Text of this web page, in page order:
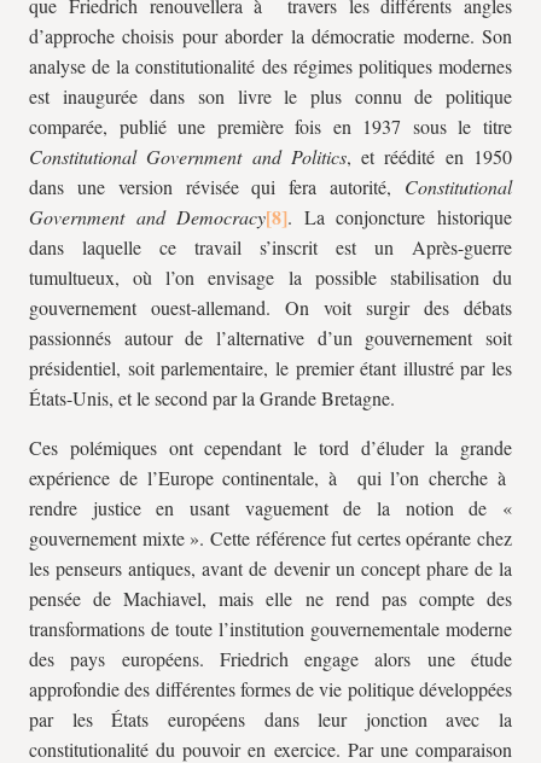
que Friedrich renouvellera à travers les différents angles
d’approche choisis pour aborder la démocratie moderne. Son
analyse de la constitutionalité des régimes politiques modernes
est inaugurée dans son livre le plus connu de politique
comparée, publié une première fois en 1937 sous le titre
Constitutional Government and Politics, et réédité en 1950
dans une version révisée qui fera autorité, Constitutional
Government and Democracy
. La conjoncture historique
dans laquelle ce travail s’inscrit est un Après-guerre
tumultueux, où l’on envisage la possible stabilisation du
gouvernement ouest-allemand. On voit surgir des débats
passionnés autour de l’alternative d’un gouvernement soit
présidentiel, soit parlementaire, le premier étant illustré par les
États-Unis, et le second par la Grande Bretagne.
Ces polémiques ont cependant le tord d’éluder la grande
expérience de l’Europe continentale, à qui l’on cherche à
rendre justice en usant vaguement de la notion de «
gouvernement mixte ». Cette référence fut certes opérante chez
les penseurs antiques, avant de devenir un concept phare de la
pensée de Machiavel, mais elle ne rend pas compte des
transformations de toute l’institution gouvernementale moderne
des pays européens. Friedrich engage alors une étude
approfondie des différentes formes de vie politique développées
par les États européens dans leur jonction avec la
constitutionalité du pouvoir en exercice. Par une comparaison